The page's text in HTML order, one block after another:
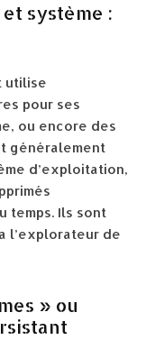
système :
utilise
pour ses
ou encore des
généralement
d’exploitation,
temps. Ils sont
l’explorateur de
» ou